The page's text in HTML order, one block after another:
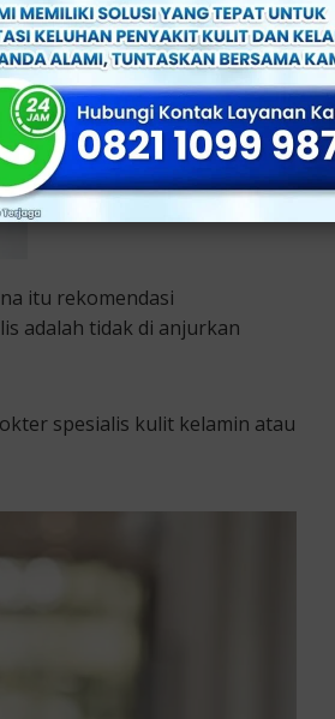
itu rekomendasi
adalah tidak di anjurkan
spesialis kulit kelamin atau